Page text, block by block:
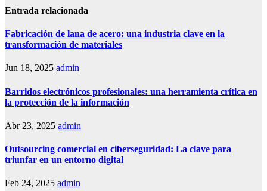
Entrada relacionada
Fabricación de lana de acero: una industria clave en la
transformación de materiales
Jun 18, 2025 admin
Barridos electrónicos profesionales: una herramienta crítica en
la protección de la información
Abr 23, 2025 admin
Outsourcing comercial en ciberseguridad: La clave para
triunfar en un entorno digital
Feb 24, 2025 admin